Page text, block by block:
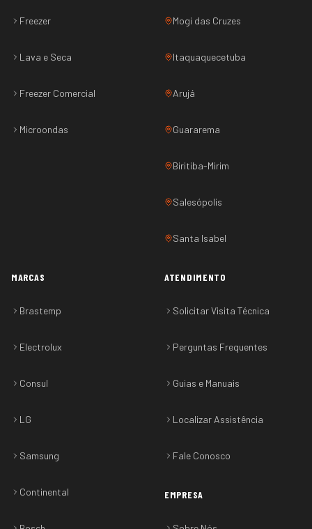
Freezer
Lava e Seca
Freezer Comercial
Microondas
Mogi das Cruzes
Itaquaquecetuba
Arujá
Guararema
Biritiba-Mirim
Salesópolis
Santa Isabel
MARCAS
Brastemp
Electrolux
Consul
LG
Samsung
Continental
ATENDIMENTO
Solicitar Visita Técnica
Perguntas Frequentes
Guias e Manuais
Localizar Assistência
Fale Conosco
EMPRESA